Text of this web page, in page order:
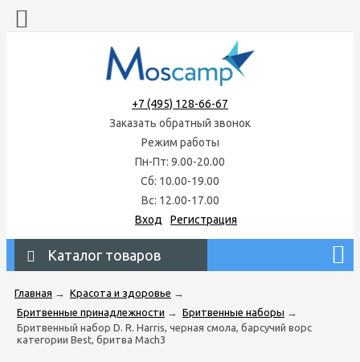
+7 (495) 128-66-67
Заказать обратный звонок
Режим работы
Пн-Пт: 9.00-20.00
Сб: 10.00-19.00
Вс: 12.00-17.00
Вход
Регистрация
Каталог товаров
Главная → Красота и здоровье →
Бритвенные принадлежности → Бритвенные наборы →
Бритвенный набор D. R. Harris, черная смола, барсучий ворс
категории Best, бритва Mach3